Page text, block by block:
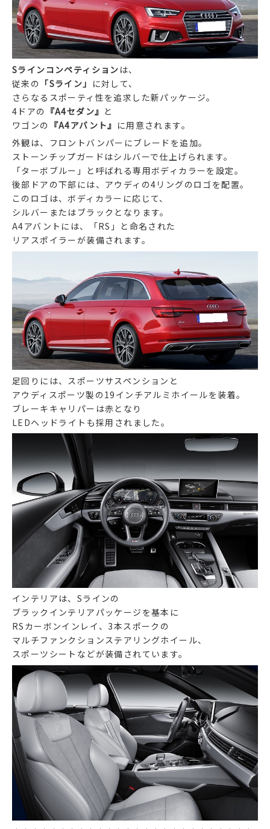
Sラインコンペティション は、
従来の 「Sライン」 に対して、
さらなるスポーティ性を追求した新パッケージ。
4ドアの 『A4セダン』 と
ワゴンの 『A4アバント』 に用意されます。
外観は、フロントバンパーにブレードを追加。
ストーンチップガードはシルバーで仕上げられます。
「ターボブルー」と呼ばれる専用ボディカラーを設定。
後部ドアの下部には、アウディの4リングのロゴを配置。
このロゴは、ボディカラーに応じて、
シルバーまたはブラックとなります。
A4アバントには、「RS」と命名された
リアスポイラーが装備されます。
足回りには、スポーツサスペンションと
アウディスポーツ製の19インチアルミホイールを装着。
ブレーキキャリパーは赤となり
LEDヘッドライトも採用されました。
インテリアは、Sラインの
ブラックインテリアパッケージを基本に
RSカーボンインレイ、3本スポークの
マルチファンクションステアリングホイール、
スポーツシートなどが装備されています。